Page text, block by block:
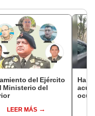
del Ejército
Ministerio del
LEER MÁS